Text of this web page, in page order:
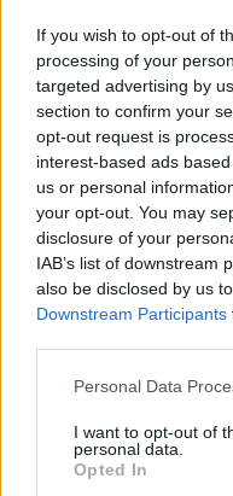
If you wish to opt-out of
processing of your
targeted advertising by
section to confirm your
opt-out request is
interest-based ads
us or personal
your opt-out. You may
disclosure of your
IAB’s list of downstream
also be disclosed by us
Downstream Participants
Please note that this
not limited to your visit
grant or deny consent to
use your data for below
Personal Data
I want to opt-out of
personal data.
Opted In
Su
345
Entra
Ricevi
da